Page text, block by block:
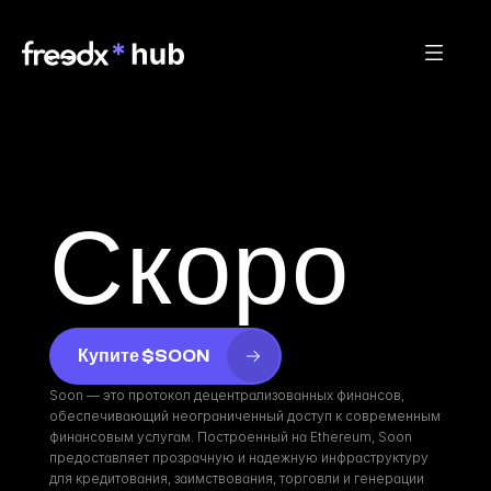
Скоро
Купите $SOON
Soon — это протокол децентрализованных финансов,
обеспечивающий неограниченный доступ к современным
финансовым услугам. Построенный на Ethereum, Soon
предоставляет прозрачную и надежную инфраструктуру
для кредитования, заимствования, торговли и генерации